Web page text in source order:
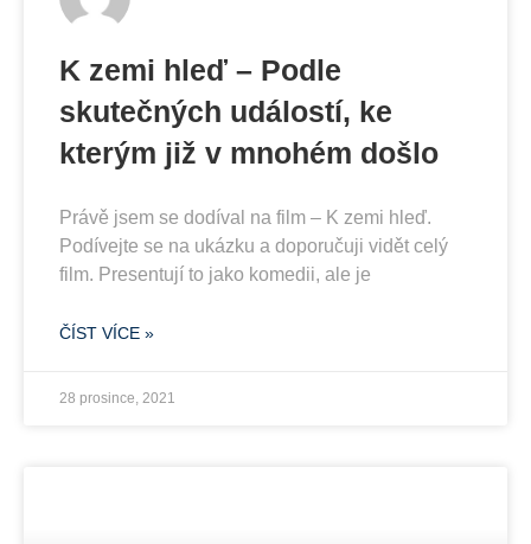
K zemi hleď – Podle
skutečných událostí, ke
kterým již v mnohém došlo
Právě jsem se dodíval na film – K zemi hleď.
Podívejte se na ukázku a doporučuji vidět celý
film. Presentují to jako komedii, ale je
ČÍST VÍCE »
28 prosince, 2021